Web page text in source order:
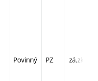
Povinný PZ zá,zk